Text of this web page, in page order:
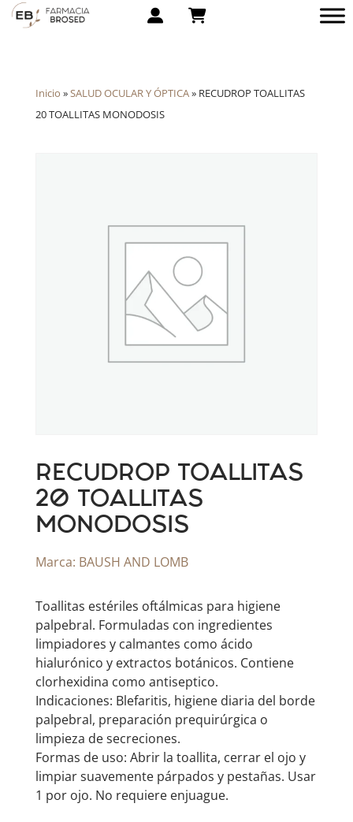
Inicio »SALUD OCULAR Y ÓPTICA» RECUDROP TOALLITAS
20 TOALLITAS MONODOSIS
RECUDROP TOALLITAS
20 TOALLITAS
MONODOSIS
Marca: BAUSH AND LOMB
Toallitas estériles oftálmicas para higiene
palpebral. Formuladas con ingredientes
limpiadores y calmantes como ácido
hialurónico y extractos botánicos. Contiene
clorhexidina como antiseptico.
Indicaciones: Blefaritis, higiene diaria del borde
palpebral, preparación prequirúrgica o
limpieza de secreciones.
Formas de uso: Abrir la toallita, cerrar el ojo y
limpiar suavemente párpados y pestañas. Usar
1 por ojo. No requiere enjuague.